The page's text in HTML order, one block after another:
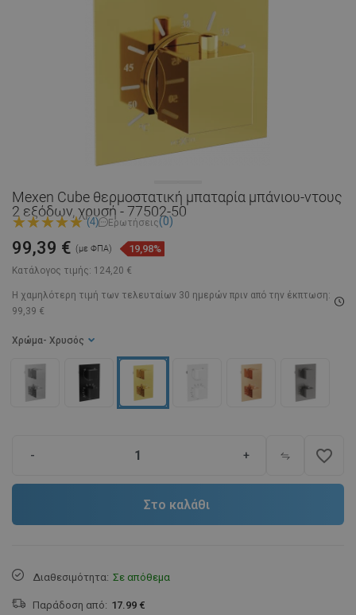
Mexen Cube θερμοστατική μπαταρία μπάνιου-ντους
2 εξόδων, χρυσή - 77502-50
(4) Ερωτήσεις(0)
Κατάλογος τιμής: 124,20 €
99,39 € (με ΦΠΑ) 19,98%
Η χαμηλότερη τιμή των τελευταίων 30 ημερών πριν από την έκπτωση:
99,39 €
Χρώμα - Χρυσός
- + favorite_border
Στο καλάθι
Διαθεσιμότητα: Σε απόθεμα
Παράδοση από: 17.99 €